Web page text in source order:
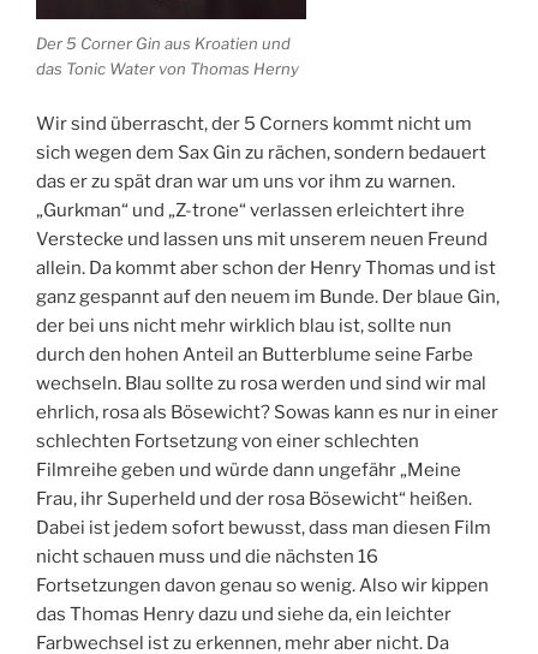
Der 5 Corner Gin aus Kroatien und
das Tonic Water von Thomas Herny
Wir sind überrascht, der 5 Corners kommt nicht um
sich wegen dem Sax Gin zu rächen, sondern bedauert
das er zu spät dran war um uns vor ihm zu warnen.
„Gurkman“ und „Z-trone“ verlassen erleichtert ihre
Verstecke und lassen uns mit unserem neuen Freund
allein. Da kommt aber schon der Henry Thomas und ist
ganz gespannt auf den neuem im Bunde. Der blaue Gin,
der bei uns nicht mehr wirklich blau ist, sollte nun
durch den hohen Anteil an Butterblume seine Farbe
wechseln. Blau sollte zu rosa werden und sind wir mal
ehrlich, rosa als Bösewicht? Sowas kann es nur in einer
schlechten Fortsetzung von einer schlechten
Filmreihe geben und würde dann ungefähr „Meine
Frau, ihr Superheld und der rosa Bösewicht“ heißen.
Dabei ist jedem sofort bewusst, dass man diesen Film
nicht schauen muss und die nächsten 16
Fortsetzungen davon genau so wenig. Also wir kippen
das Thomas Henry dazu und siehe da, ein leichter
Farbwechsel ist zu erkennen, mehr aber nicht. Da